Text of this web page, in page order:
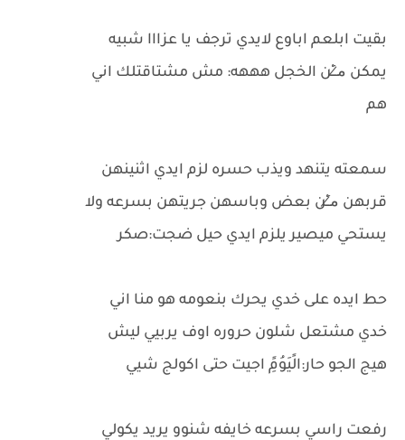
بقيت ابلعم اباوع لايدي ترجف يا عزااا شبيه
يمكن م̷ـــِْن الخجل هههه: مش مشتاقتلك اني
هم
سمعته يتنهد ويذب حسره لزم ايدي اثنينهن
قربهن م̷ــِْن بعض وباسهن جريتهن بسرعه ولا
يستحي ميصير يلزم ايدي حيل ضجت:صكر
حط ايده على خدي يحرك بنعومه هو منا اني
خدي مشتعل شلون حروره اوف يربيي ليش
هيج الجو حار:الًيَوُمًِ اجيت حتى اكولج شيي
رفعت راسي بسرعه خايفه شنوو يريد يكولي